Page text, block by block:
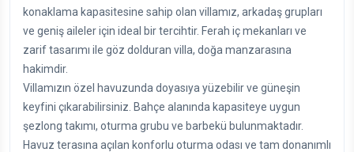
konaklama kapasitesine sahip olan villamız, arkadaş grupları
ve geniş aileler için ideal bir tercihtir. Ferah iç mekanları ve
zarif tasarımı ile göz dolduran villa, doğa manzarasına
hakimdir.
Villamızın özel havuzunda doyasıya yüzebilir ve güneşin
keyfini çıkarabilirsiniz. Bahçe alanında kapasiteye uygun
şezlong takımı, oturma grubu ve barbekü bulunmaktadır.
Havuz terasına açılan konforlu oturma odası ve tam donanımlı